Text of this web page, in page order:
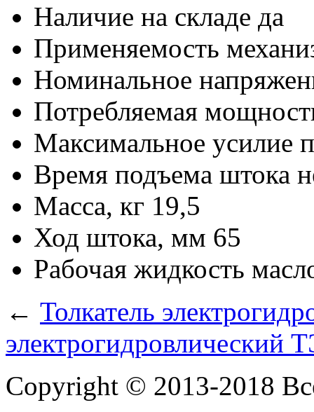
Наличие на складе да
Применяемость
Номинальное
Потребляемая
Максимальное усилие
Время подъема штока
Масса, кг 19,5
Ход штока, мм 65
Рабочая жидкость
← Толкатель
электрогидровлический
Copyright © 2013-2018